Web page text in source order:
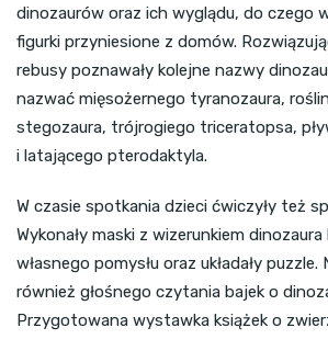
dinozaurów oraz ich wyglądu, do czego
figurki przyniesione z domów.
rebusy poznawały kolejne nazwy
nazwać mięsożernego tyranozaura,
stegozaura, trójrogiego triceratopsa,
i latającego pterodaktyla.
W czasie spotkania dzieci ćwiczyły też
Wykonały maski z wizerunkiem
własnego pomysłu oraz układały puzzle.
również głośnego czytania bajek o
Przygotowana wystawka książek o